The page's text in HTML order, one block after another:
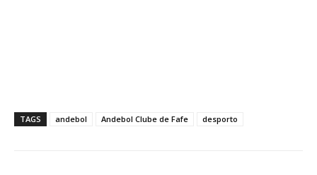
TAGS andebol Andebol Clube de Fafe desporto